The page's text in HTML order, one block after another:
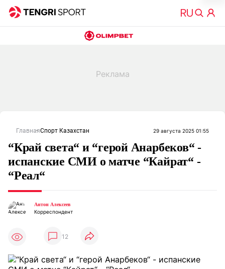
ГлавнаяСпорт Казахстан 29 августа 2025 01:55
“Край света“ и “герой Анарбеков“ -
испанские СМИ о матче “Кайрат“ -
“Реал“
Антон Алексеев
Корреспондент
12